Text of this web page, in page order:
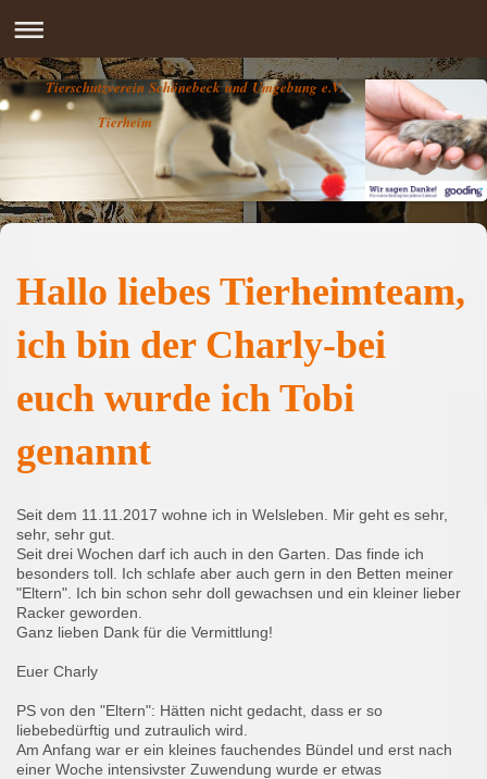
Tierschutzverein Schönebeck und Umgebung e.V.
Tierheim
Hallo liebes Tierheimteam,
ich bin der Charly-bei
euch wurde ich Tobi
genannt
Seit dem 11.11.2017 wohne ich in Welsleben. Mir geht es sehr,
sehr, sehr gut.
Seit drei Wochen darf ich auch in den Garten. Das finde ich
besonders toll. Ich schlafe aber auch gern in den Betten meiner
"Eltern". Ich bin schon sehr doll gewachsen und ein kleiner lieber
Racker geworden.
Ganz lieben Dank für die Vermittlung!
Euer Charly
PS von den "Eltern": Hätten nicht gedacht, dass er so
liebebedürftig und zutraulich wird.
Am Anfang war er ein kleines fauchendes Bündel und erst nach
einer Woche intensivster Zuwendung wurde er etwas